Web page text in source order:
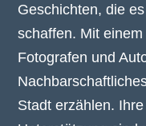
Geschichten, die
schaffen. Mit
Fotografen und
Stadt erzählen.